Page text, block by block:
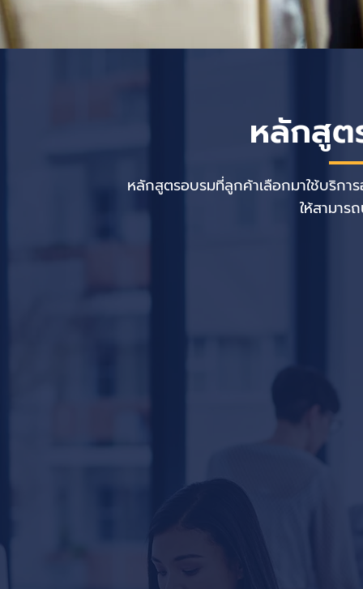
หลักสูต
หลักสูตรอบรมที่ลูกค้าเลือกมาใช้บริก
ให้สามาร